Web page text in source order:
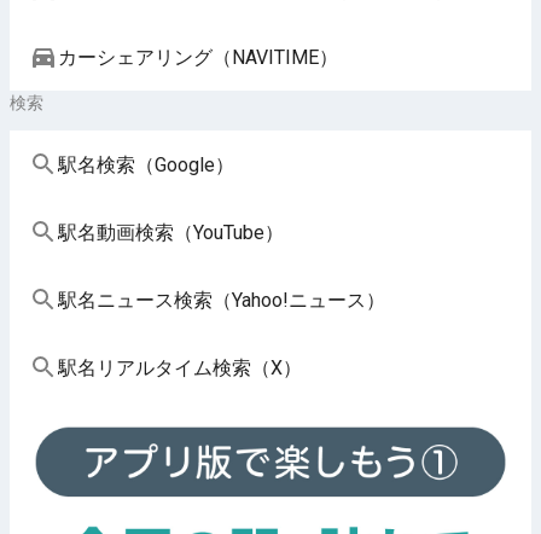
カーシェアリング（NAVITIME）
検索
駅名検索（Google）
駅名動画検索（YouTube）
駅名ニュース検索（Yahoo!ニュース）
駅名リアルタイム検索（X）